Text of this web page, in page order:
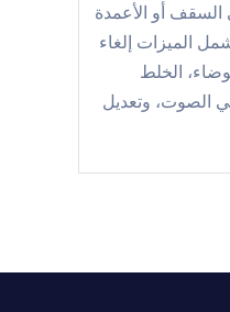
السقف أو الأعمدة
الميزات إلغاء
الخلط
في الصوت، وتعديل